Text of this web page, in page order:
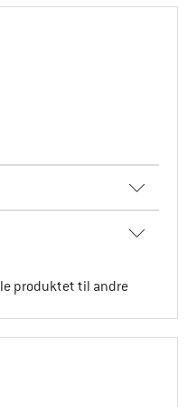
produktet til andre